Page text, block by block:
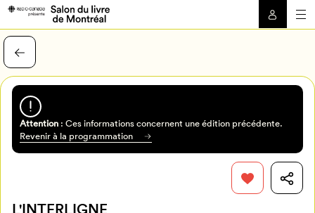
Attention: Ces informations concernent une édition précédente.
Revenir à la programmation
L'INTERLIGNE